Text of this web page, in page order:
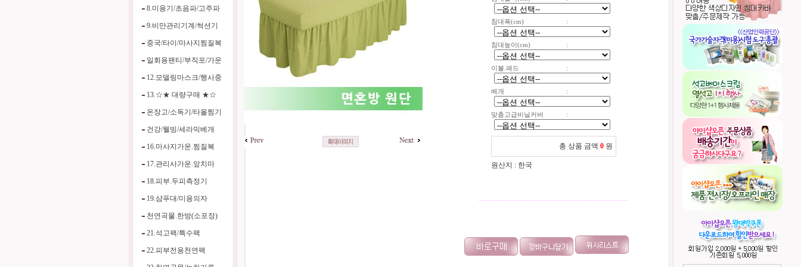
8.미용기/초음파/고주파
9.비만관리기계/썩션기
중국/타이/마사지찜질복
일회용팬티/부직포/가운
12.모델링마스크/행사중
13.☆★ 대량구매 ★☆
온장고/소독기/타올찜기
건강/웰빙/세라믹베개
16.마사지가운.찜질복
17.관리사가운.앞치마
18.피부.두피측정기
19.샴푸대/미용의자
천연곡물.한방(소포장)
21.석고팩/특수팩
22.피부전용천연팩
침대폭(cm) :
침대높이(cm) :
이불.패드 :
베개 :
맞춤고급비닐커버 :
총 상품 금액 0 원
원산지 : 한국
---------------------------------------------------------------